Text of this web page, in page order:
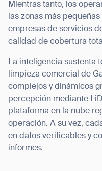
Mientras tanto, los
las zonas más
empresas de servicios
calidad de cobertura
La inteligencia sustenta
limpieza comercial de
complejos y dinámicos
percepción mediante
plataforma en la nube
operación. A su vez,
en datos verificables y
informes.